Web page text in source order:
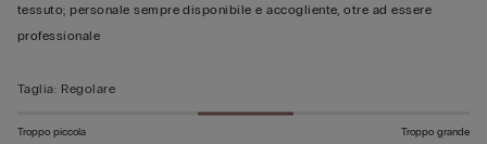
su
5
tessuto; personale sempre disponibile e accogliente, otre ad essere
professionale
Taglia: Regolare
Troppo piccola Troppo grande